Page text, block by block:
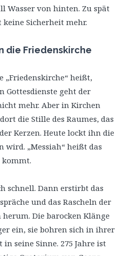
Wasser von hinten. Zu spät
Sicherheit mehr.
die Friedenskirche
„Friedenskirche“ heißt,
Gottesdienste geht der
mehr. Aber in Kirchen
die Stille des Raumes, das
Kerzen. Heute lockt ihn die
wird. „Messiah“ heißt das
schnell. Dann erstirbt das
und das Rascheln der
Die barocken Klänge
ein, sie bohren sich in ihrer
seine Sinne. 275 Jahre ist